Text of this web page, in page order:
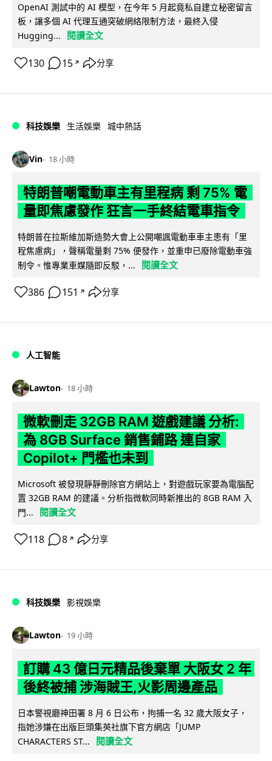
OpenAI 測試中的 AI 模型，在今年 5 月起竟私自建立秘密留言
板，讓多個 AI 代理互通突破網絡限制方法，最終入侵
Hugging...
閱讀全文
130 15 ↗ 分享
科技娛樂 生活娛樂 城中熱話
Vin 18 小時
特朗普嘲電動車主有里程病 剩 75% 電
量即焦慮發作 狂言一手終結電車指令
特朗普在拉斯維加斯造勢大會上公開嘲諷電動車車主患有「里
程焦慮病」，聲稱電量剩 75% 便發作，並重申已廢除電動車強
制令。惟專業車媒隨即反駁，...
閱讀全文
386 151 ↗ 分享
人工智能
Lawton 18 小時
微軟刪走 32GB RAM 遊戲建議 分析:
為 8GB Surface 銷售鋪路 連自家
Copilot+ 門檻也未到
Microsoft 被發現靜靜刪除官方網站上，對遊戲玩家要為電腦配
置 32GB RAM 的建議。分析指微軟同時新推出的 8GB RAM 入
門...
閱讀全文
118 8 ↗ 分享
科技娛樂 影視娛樂
Lawton 19 小時
訂購 43 億日元精品後棄單 大阪女 2 年
後終被捕 涉海賊王,火影周邊產品
日本警視廳神田署 8 月 6 日公布，拘捕一名 32 歲大阪女子，
指她涉嫌在出版巨頭集英社旗下官方網店「JUMP
CHARACTERS ST...
閱讀全文